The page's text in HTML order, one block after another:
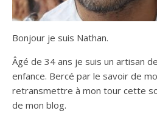
Bonjour je suis Nathan.
Âgé de 34 ans je suis un artisan
enfance. Bercé par le savoir de
retransmettre à mon tour cette
de mon blog.